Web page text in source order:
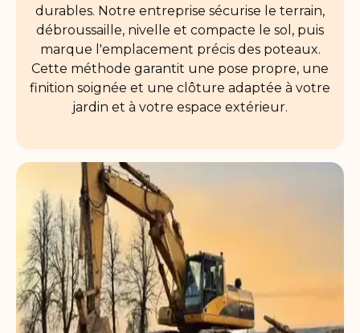
durables. Notre entreprise sécurise le terrain,
débroussaille, nivelle et compacte le sol, puis
marque l'emplacement précis des poteaux.
Cette méthode garantit une pose propre, une
finition soignée et une clôture adaptée à votre
jardin et à votre espace extérieur.